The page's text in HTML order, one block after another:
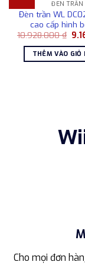
ĐÈN TRẦN
Đèn trần WL
cao cấp hình
10.928.000₫ Giá
là:
THÊM VÀO GIỎ
Cho mọi đơn